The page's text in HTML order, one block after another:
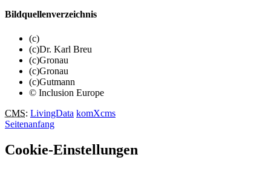
Bildquellenverzeichnis
(c)
(c)Dr. Karl Breu
(c)Gronau
(c)Gronau
(c)Gutmann
© Inclusion Europe
CMS: LivingData komXcms
Seitenanfang
Cookie-Einstellungen